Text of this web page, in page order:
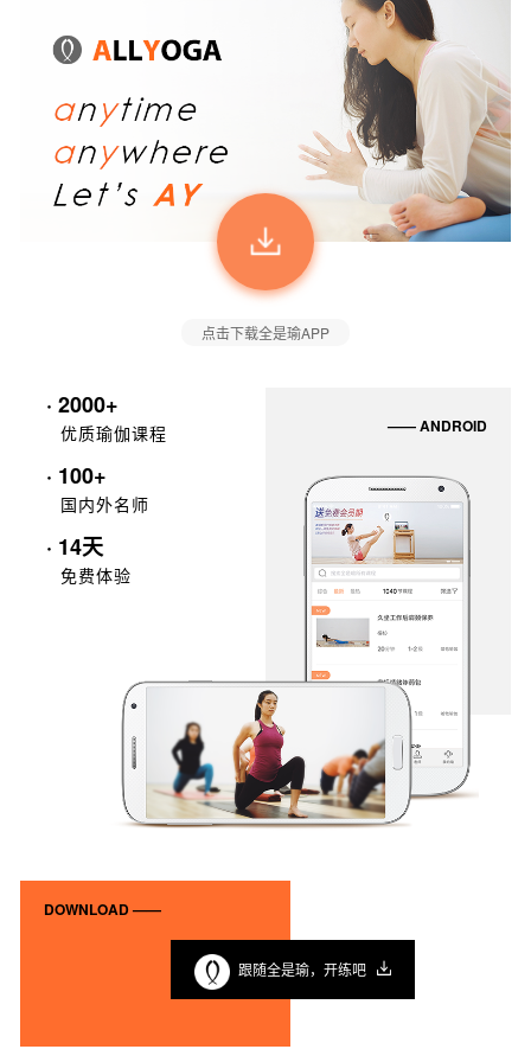
点击下载全是瑜APP
· 2000+
优质瑜伽课程
· 100+
国内外名师
· 14天
免费体验
—— ANDROID
DOWNLOAD ——
跟随全是瑜，开练吧